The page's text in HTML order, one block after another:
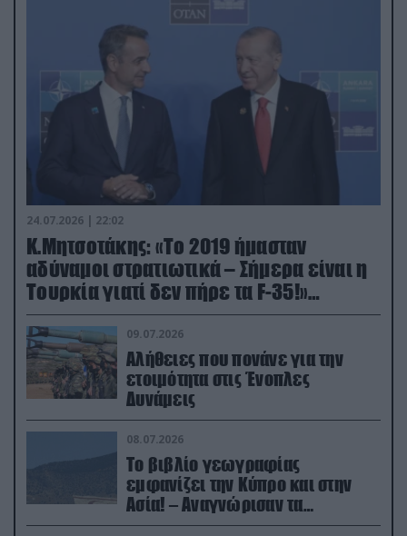
24.07.2026 | 22:02
Κ.Μητσοτάκης: «Το 2019 ήμασταν
αδύναμοι στρατιωτικά – Σήμερα είναι η
Τουρκία γιατί δεν πήρε τα F-35!»
(βίντεο)
09.07.2026
Αλήθειες που πονάνε για την
ετοιμότητα στις Ένοπλες
Δυνάμεις
08.07.2026
Το βιβλίο γεωγραφίας
εμφανίζει την Κύπρο και στην
Ασία! – Αναγνώρισαν τα
κατεχόμενα; (φωτο)